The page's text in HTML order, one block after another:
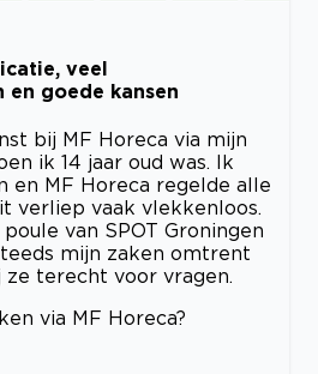
veel
goede kansen
bij MF Horeca via mijn
ik 14 jaar oud was. Ik
en MF Horeca regelde alle
verliep vaak vlekkenloos.
van SPOT Groningen
mijn zaken omtrent
ze terecht voor vragen.
via MF Horeca?